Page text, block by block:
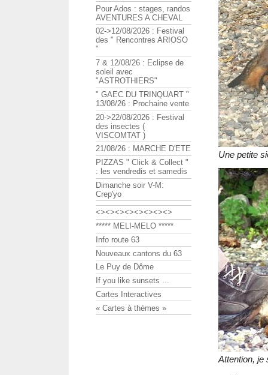
Une petite
Attention, je
Pour Ados : stages, randos
AVENTURES A CHEVAL
02->12/08/2026 : Festival
des " Rencontres ARIOSO
"
7 & 12/08/26 : Eclipse de
soleil avec
"ASTROTHIERS"
" GAEC DU TRINQUART "
13/08/26 : Prochaine vente
20->22/08/2026 : Festival
des insectes (
VISCOMTAT )
21/08/26 : MARCHE D'ETE
PIZZAS " Click & Collect "
: les vendredis et samedis
Dimanche soir V-M:
Crep'yo
<><><><><><><><>
***** MELI-MELO *****
Info route 63
Nouveaux cantons du 63
Le Puy de Dôme
If you like sunsets ...
Cartes Interactives
« Cartes à thèmes »